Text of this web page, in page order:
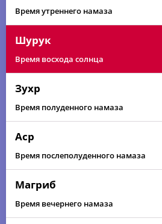
Время утреннего намаза
Шурук
Время восхода солнца
Зухр
Время полуденного намаза
Аср
Время послеполуденного намаза
Магриб
Время вечернего намаза